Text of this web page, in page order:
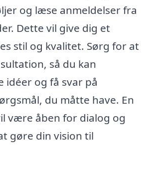
og læse anmeldelser fra
Dette vil give dig et
stil og kvalitet. Sørg for at
så du kan
idéer og få svar på
du måtte have. En
være åben for dialog og
gøre din vision til